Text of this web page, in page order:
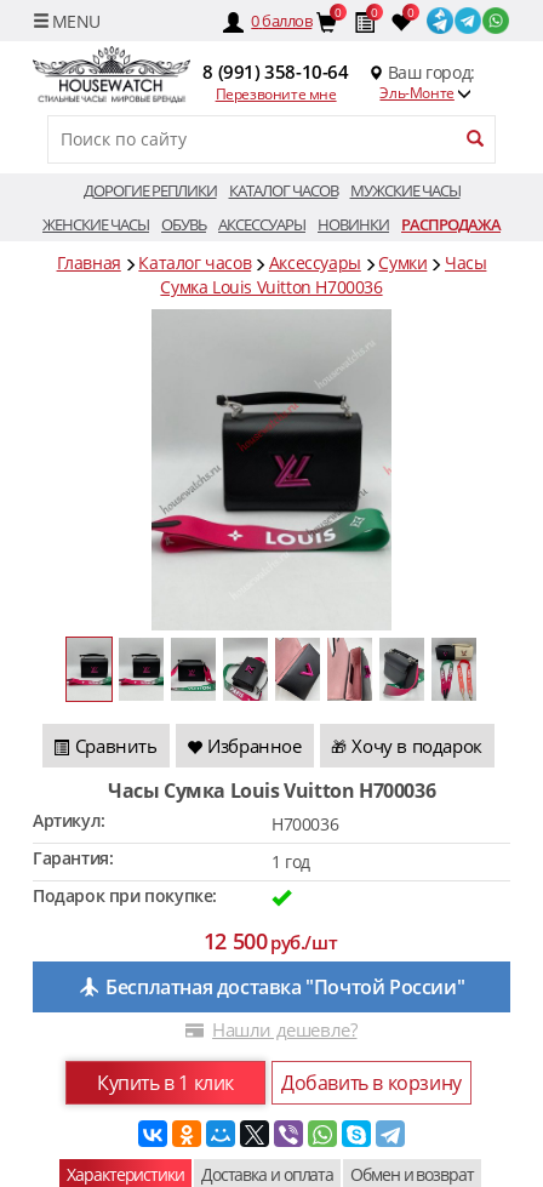
0баллов 0 0 0
8 (991) 358-10-64
Перезвоните мне
Ваш город:
Эль-Монте
ДОРОГИЕ РЕПЛИКИ КАТАЛОГ ЧАСОВ
МУЖСКИЕ ЧАСЫ
ЖЕНСКИЕ ЧАСЫ ОБУВЬ АКСЕССУАРЫ НОВИНКИ РАСПРОДАЖА
Главная Каталог часов Аксессуары Сумки
Часы
Сумка Louis Vuitton H700036
Сравнить Избранное 🎁 Хочу в подарок
Часы Сумка Louis Vuitton H700036
Артикул:
H700036
Гарантия:
1 год
Подарок при покупке:
12 500руб./шт
Бесплатная доставка "Почтой России"
Нашли дешевле?
Купить в 1 клик Добавить в корзину
Характеристики Доставка и оплата Обмен и возврат